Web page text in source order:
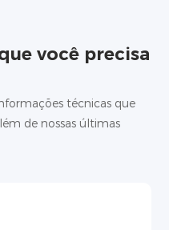
você precisa
técnicas que
de nossas últimas